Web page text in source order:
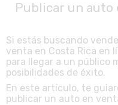
Publicar un auto
Si estás buscando
venta en Costa Rica en
para llegar a un público
posibilidades de éxito.
En este artículo, te
publicar un auto en